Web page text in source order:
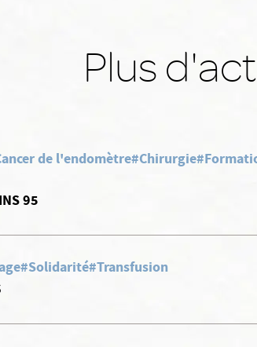
Plus
de l'endomètre#Chirurgie
95
#Solidarité#Transfusion